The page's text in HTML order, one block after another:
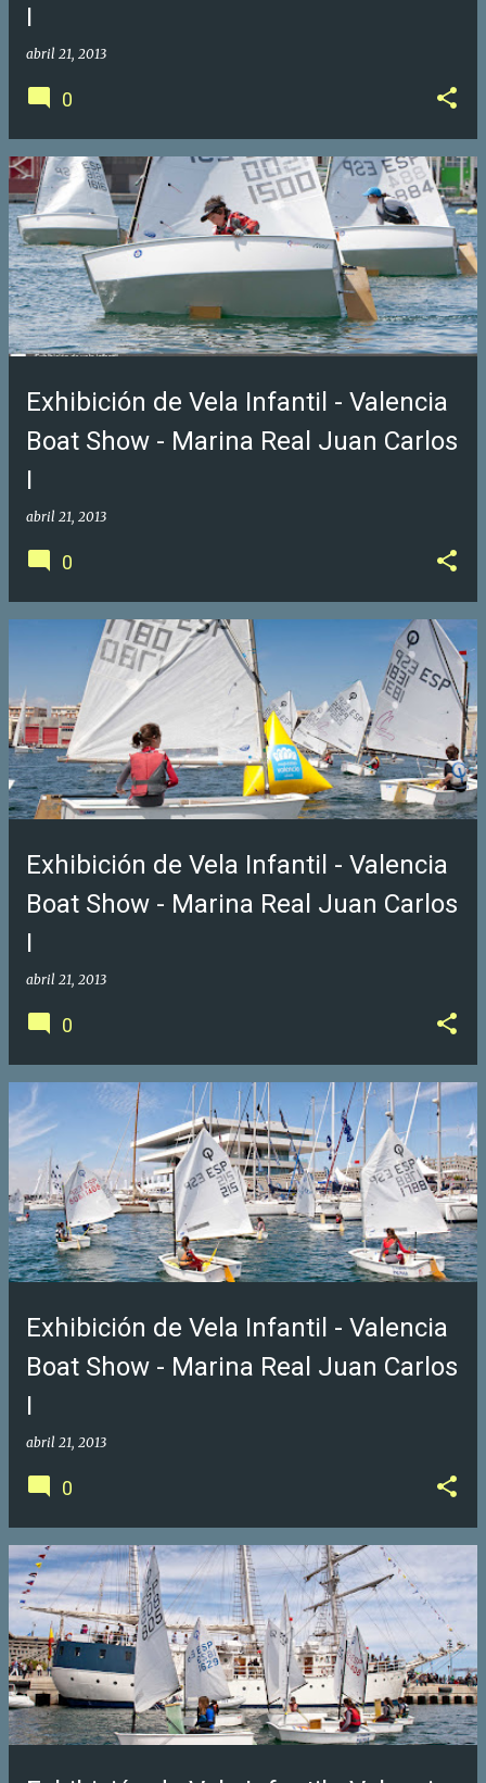
I
abril 21, 2013
0
Exhibición de Vela Infantil - Valencia
Boat Show - Marina Real Juan Carlos
I
abril 21, 2013
0
Exhibición de Vela Infantil - Valencia
Boat Show - Marina Real Juan Carlos
I
abril 21, 2013
0
Exhibición de Vela Infantil - Valencia
Boat Show - Marina Real Juan Carlos
I
abril 21, 2013
0